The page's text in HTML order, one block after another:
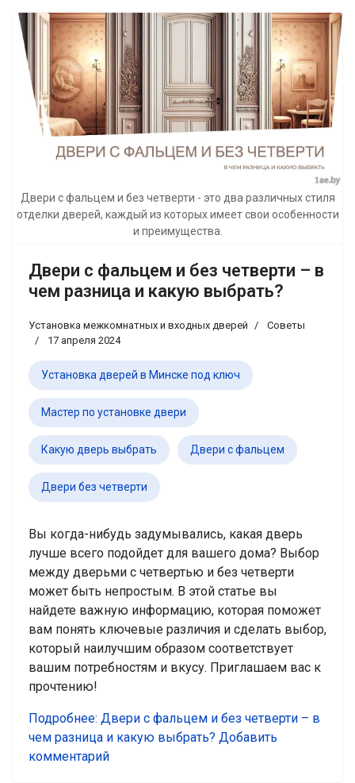
Двери с фальцем и без четверти - это два различных стиля
отделки дверей, каждый из которых имеет свои особенности
и преимущества.
Двери с фальцем и без четверти – в
чем разница и какую выбрать?
Установка межкомнатных и входных дверей
Советы
17 апреля 2024
Установка дверей в Минске под ключ
Мастер по установке двери
Какую дверь выбрать Двери с фальцем
Двери без четверти
Вы когда-нибудь задумывались, какая дверь
лучше всего подойдет для вашего дома? Выбор
между дверьми с четвертью и без четверти
может быть непростым. В этой статье вы
найдете важную информацию, которая поможет
вам понять ключевые различия и сделать выбор,
который наилучшим образом соответствует
вашим потребностям и вкусу. Приглашаем вас к
прочтению!
Подробнее: Двери с фальцем и без четверти – в
чем разница и какую выбрать? Добавить
комментарий